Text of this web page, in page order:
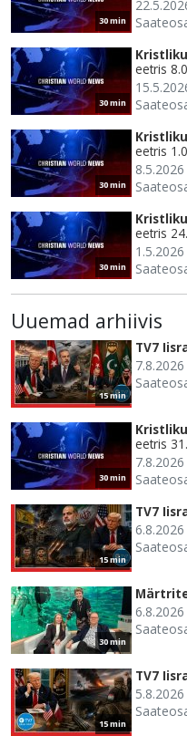
30 min
30 min
eetris
30 min
eetris
30 min
eetris
Uuemad arhiivis
15 min
TV7
30 min
eetris
15 min
TV7
30 min
15 min
TV7